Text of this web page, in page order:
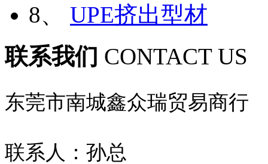
8、
UPE挤出型材
联系我们 CONTACT US
东莞市南城鑫众瑞贸易商行
联系人：孙总